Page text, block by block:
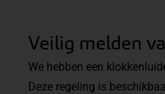
Veilig melden
We hebben een
Deze regeling is